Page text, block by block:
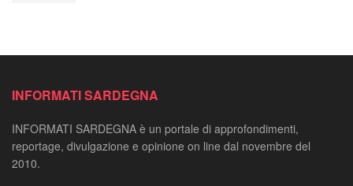
INFORMATI SARDEGNA
INFORMATI SARDEGNA è un portale di approfondimenti,
reportage, divulgazione e opinione on line dal novembre del
2010.